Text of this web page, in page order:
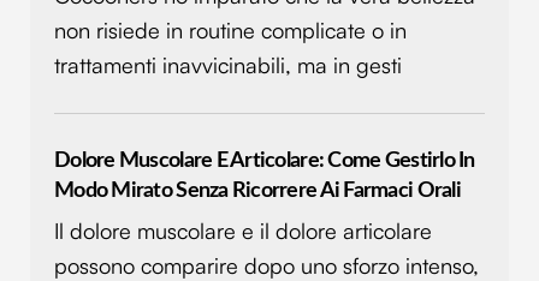
non risiede in routine complicate o in
trattamenti inavvicinabili, ma in gesti
Dolore Muscolare E Articolare: Come Gestirlo In
Modo Mirato Senza Ricorrere Ai Farmaci Orali
Il dolore muscolare e il dolore articolare
possono comparire dopo uno sforzo intenso,